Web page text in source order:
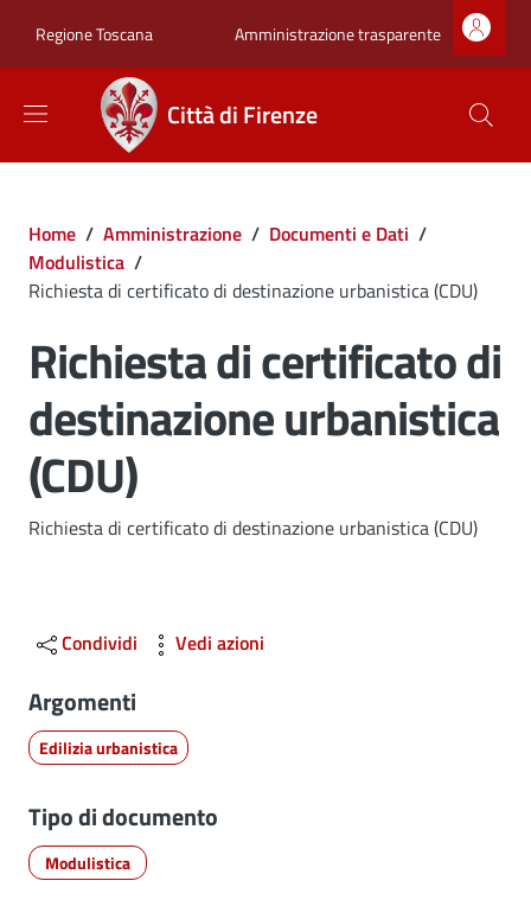
Regione Toscana Zona superiore
Amministrazione trasparente
Città di Firenze
Briciole di pane
Home / Amministrazione / Documenti e Dati /
Modulistica /
Richiesta di certificato di destinazione urbanistica (CDU)
Richiesta di certificato di
destinazione urbanistica
(CDU)
Dettagli
Richiesta di certificato di destinazione urbanistica (CDU)
Condividi Vedi azioni
Argomenti
Edilizia urbanistica
Tipo di documento
Modulistica